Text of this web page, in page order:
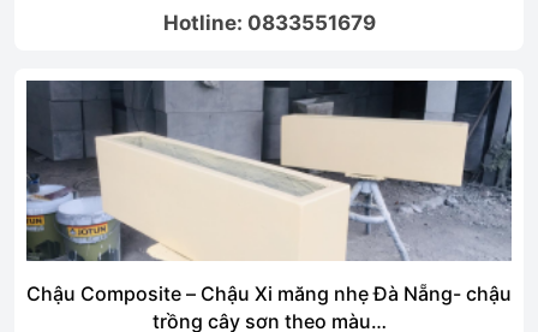
Hotline: 0833551679
Chậu Composite – Chậu Xi măng nhẹ Đà Nẵng- chậu
trồng cây sơn theo màu…